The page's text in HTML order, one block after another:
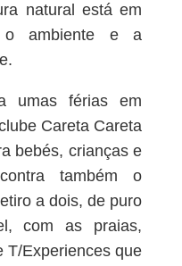
natural está em
o ambiente e a
umas férias em
Careta Careta
bebés, crianças e
também o
a dois, de puro
com as praias,
T/Experiences que